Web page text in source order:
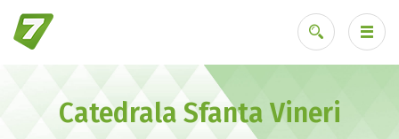
Ai uitat parola?
Catedrala Sfanta Vineri